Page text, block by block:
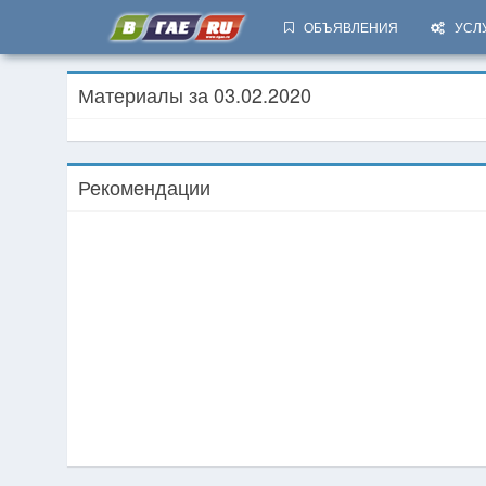
ОБЪЯВЛЕНИЯ
Материалы за 03.02.2020
Рекомендации